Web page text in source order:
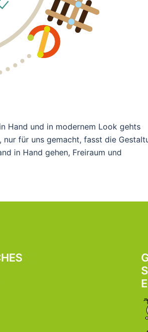
Hand und in modernem Look gehts
für uns gemacht, fasst die
in Hand gehen, Freiraum und